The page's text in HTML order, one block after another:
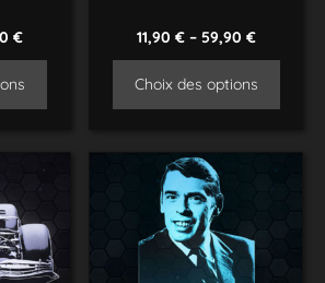
€ 11,90 €– 59,90 €
Choix des options